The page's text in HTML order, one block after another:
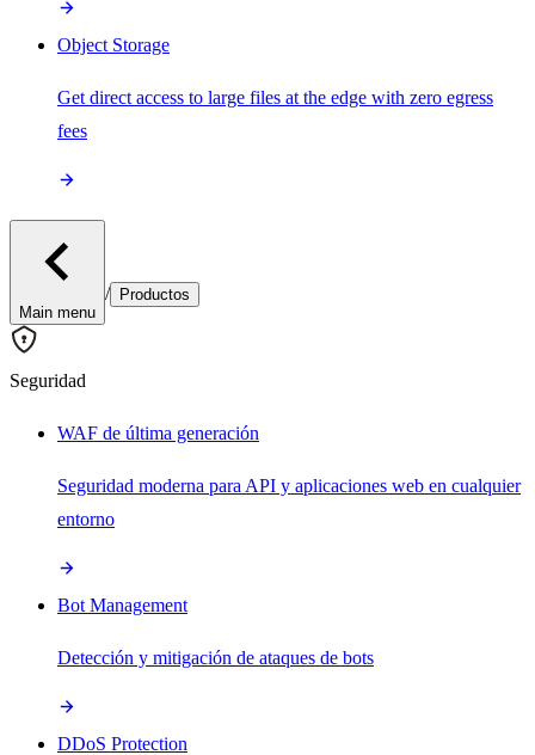
Object Storage
Get direct access to large files at the edge with zero egress
fees
Main menu
/ Productos
Seguridad
WAF de última generación
Seguridad moderna para API y aplicaciones web en cualquier
entorno
Bot Management
Detección y mitigación de ataques de bots
DDoS Protection